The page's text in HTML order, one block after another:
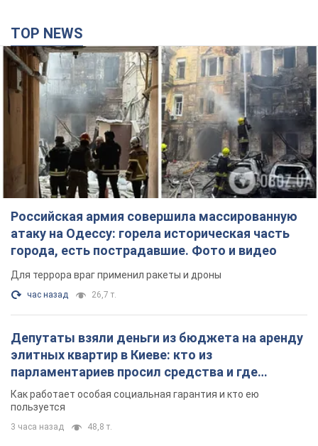
TOP NEWS
Российская армия совершила массированную
атаку на Одессу: горела историческая часть
города, есть пострадавшие. Фото и видео
Для террора враг применил ракеты и дроны
час назад 26,7 т.
Депутаты взяли деньги из бюджета на аренду
элитных квартир в Киеве: кто из
парламентариев просил средства и где
поселился
Как работает особая социальная гарантия и кто ею
пользуется
3 часа назад 48,8 т.